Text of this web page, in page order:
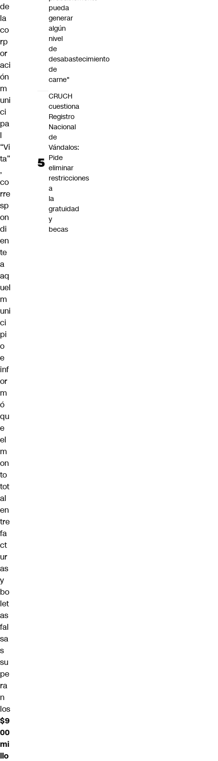
de
la
co
rp
or
aci
ón
m
uni
ci
pa
l
“Vi
ta”
,
co
rre
sp
on
di
en
te
a
aq
uel
m
uni
ci
pi
o
e
inf
or
m
ó
qu
e
el
m
on
to
tot
al
en
tre
fa
ct
ur
as
y
bo
let
as
fal
sa
s
su
pe
ra
n
los
$9
00
mi
llo
pueda
generar
algún
nivel
de
desabastecimiento
de
carne"
CRUCH
cuestiona
Registro
Nacional
de
Vándalos:
Pide
eliminar
restricciones
a
la
gratuidad
y
becas